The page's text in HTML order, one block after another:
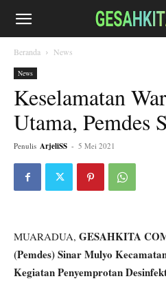
Beranda News
News
Keselamatan
Utama, Pemdes
Penulis ArjeliSS - 5 Mei 2021
MUARADUA, GESAHKITA
(Pemdes) Sinar Mulyo
Kegiatan Penyemprotan